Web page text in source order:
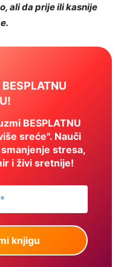
ali da prije ili kasnije
BESPLATNU
sreće". Nauči
stresa,
i živi sretnije!